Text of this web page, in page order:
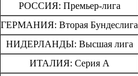
РОССИЯ: Премьер-лига
ГЕРМАНИЯ: Вторая Бундеслига
НИДЕРЛАНДЫ: Высшая лига
ИТАЛИЯ: Серия А